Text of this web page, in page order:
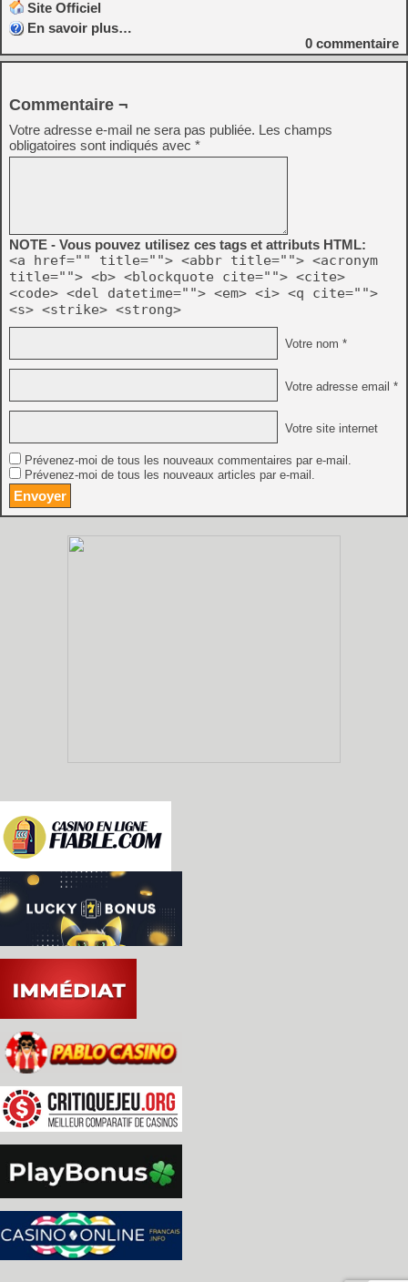
Site Officiel
En savoir plus…
0 commentaire
Commentaire ¬
Votre adresse e-mail ne sera pas publiée. Les champs
obligatoires sont indiqués avec *
NOTE - Vous pouvez utilisez ces tags et attributs HTML:
<a href="" title=""> <abbr title=""> <acronym
title=""> <b> <blockquote cite=""> <cite>
<code> <del datetime=""> <em> <i> <q cite="">
<s> <strike> <strong>
Votre nom *
Votre adresse email *
Votre site internet
Prévenez-moi de tous les nouveaux commentaires par e-mail.
Prévenez-moi de tous les nouveaux articles par e-mail.